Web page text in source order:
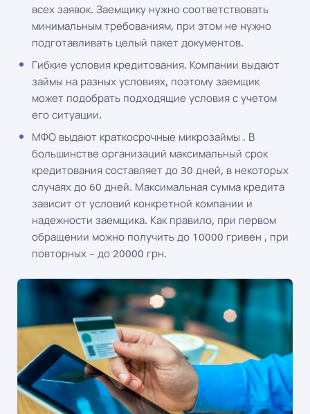
всех заявок. Заемщику нужно соответствовать
минимальным требованиям, при этом не нужно
подготавливать целый пакет документов.
Гибкие условия кредитования. Компании выдают
займы на разных условиях, поэтому заемщик
может подобрать подходящие условия с учетом
его ситуации.
МФО выдают краткосрочные микрозаймы . В
большинстве организаций максимальный срок
кредитования составляет до 30 дней, в некоторых
случаях до 60 дней. Максимальная сумма кредита
зависит от условий конкретной компании и
надежности заемщика. Как правило, при первом
обращении можно получить до 10000 гривен , при
повторных – до 20000 грн.